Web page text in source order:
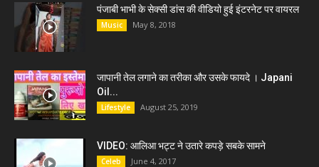
पंजाबी भाभी के सेक्सी डांस की वीडियो हुई इंटरनेट पर वायरल
Music May 8, 2018
जापानी तेल लगाने का तरीका और उसके फायदे । Japani
Oil...
Lifestyle August 25, 2019
VIDEO: आलिआ भट्ट ने उतारे कपड़े सबके सामने
Celeb June 4, 2017